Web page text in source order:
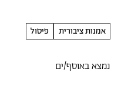
אמנות ציבורית פיסול
נמצא באוסף/ים